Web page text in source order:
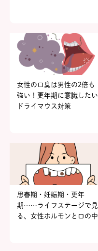
女性の口臭は男性の2倍も
強い！更年期に意識したい
ドライマウス対策
思春期・妊娠期・更年
期……ライフステージで見
る、女性ホルモンと口の中